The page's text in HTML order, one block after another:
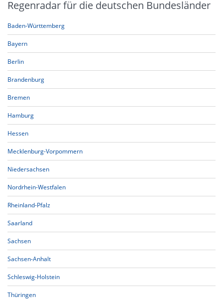
Regenradar für die deutschen Bundesländer
Baden-Württemberg
Bayern
Berlin
Brandenburg
Bremen
Hamburg
Hessen
Mecklenburg-Vorpommern
Niedersachsen
Nordrhein-Westfalen
Rheinland-Pfalz
Saarland
Sachsen
Sachsen-Anhalt
Schleswig-Holstein
Thüringen